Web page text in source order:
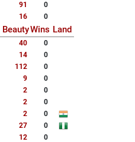
91
0
16 0
BeautyWins Land
40
0
14
0
112
0
9
0
2
0
2
0
2
0
27
0
12
0